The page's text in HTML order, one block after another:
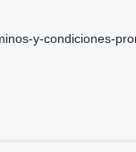
y-condiciones-